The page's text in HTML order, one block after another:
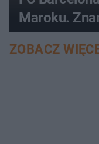
Maroku.
ZOBACZ